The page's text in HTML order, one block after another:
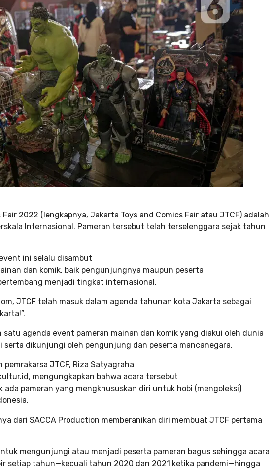
2022 (lengkapnya, Jakarta Toys and Comics Fair atau JTCF) adalah
Internasional. Pameran tersebut telah terselenggara sejak tahun
ini selalu disambut
dan komik, baik pengunjungnya maupun peserta
menjadi tingkat internasional.
JTCF telah masuk dalam agenda tahunan kota Jakarta sebagai
satu agenda event pameran mainan dan komik yang diakui oleh dunia
serta dikunjungi oleh pengunjung dan peserta mancanegara.
JTCF, Riza Satyagraha
mengungkapkan bahwa acara tersebut
pameran yang mengkhususkan diri untuk hobi (mengoleksi)
dari SACCA Production memberanikan diri membuat JTCF pertama
mengunjungi atau menjadi peserta pameran bagus sehingga acara
setiap tahun—kecuali tahun 2020 dan 2021 ketika pandemi—hingga